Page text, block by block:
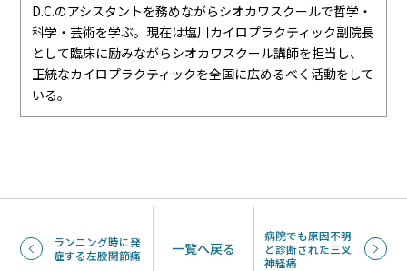
D.C.のアシスタントを務めながらシオカワスクールで哲学・
科学・芸術を学ぶ。現在は塩川カイロプラクティック副院長
として臨床に励みながらシオカワスクール講師を担当し、
正統なカイロプラクティックを全国に広めるべく活動をして
いる。
ランニング時に発
症する左股関節痛
一覧へ戻る
病院でも原因不明
と診断された三叉
神経痛